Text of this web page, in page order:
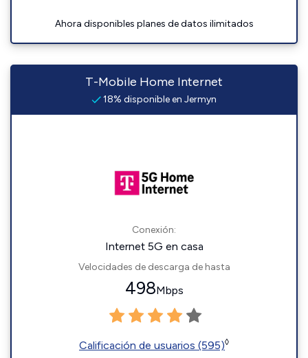
Ahora disponibles planes de datos ilimitados
T-Mobile Home Internet
18% disponible en Jermyn
Conexión:
Internet 5G en casa
Velocidades de descarga de hasta
498Mbps
Calificación de usuarios (595)◊